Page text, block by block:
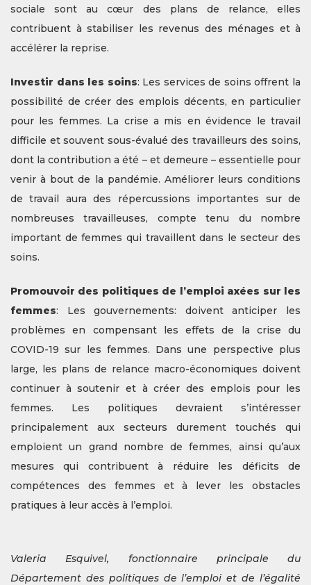
sociale sont au cœur des plans de relance, elles
contribuent à stabiliser les revenus des ménages et à
accélérer la reprise.
Investir dans les soins: Les services de soins offrent la
possibilité de créer des emplois décents, en particulier
pour les femmes. La crise a mis en évidence le travail
difficile et souvent sous-évalué des travailleurs des soins,
dont la contribution a été – et demeure – essentielle pour
venir à bout de la pandémie. Améliorer leurs conditions
de travail aura des répercussions importantes sur de
nombreuses travailleuses, compte tenu du nombre
important de femmes qui travaillent dans le secteur des
soins.
Promouvoir des politiques de l’emploi axées sur les
femmes: Les gouvernements: doivent anticiper les
problèmes en compensant les effets de la crise du
COVID-19 sur les femmes. Dans une perspective plus
large, les plans de relance macro-économiques doivent
continuer à soutenir et à créer des emplois pour les
femmes. Les politiques devraient s’intéresser
principalement aux secteurs durement touchés qui
emploient un grand nombre de femmes, ainsi qu’aux
mesures qui contribuent à réduire les déficits de
compétences des femmes et à lever les obstacles
pratiques à leur accès à l’emploi.
Valeria Esquivel, fonctionnaire principale du
Département des politiques de l’emploi et de l’égalité